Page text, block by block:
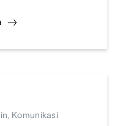
Komunikasi